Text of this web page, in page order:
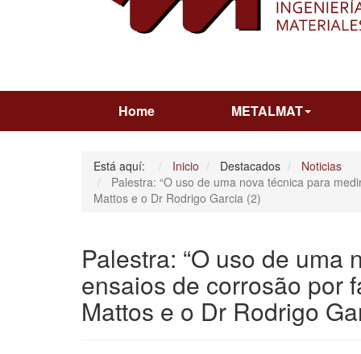
Home METALMAT
Está aquí: Inicio Destacados
Noticias
Palestra: “O uso de uma nova técnica para
Mattos e o Dr Rodrigo Garcia (2)
Palestra: “O uso de
ensaios de corrosão por
Mattos e o Dr Rodrigo